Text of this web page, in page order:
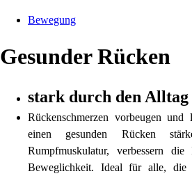
Bewegung
Gesunder Rücken
stark durch den Alltag
Rückenschmerzen vorbeugen
einen gesunden Rücken
Rumpfmuskulatur, verbessern
Beweglichkeit. Ideal für alle, die